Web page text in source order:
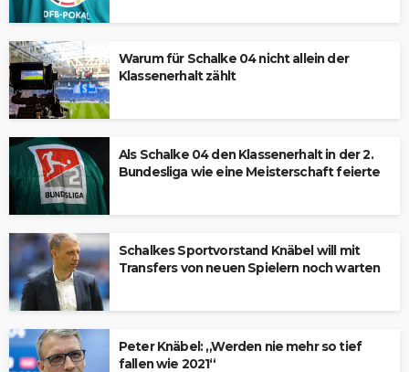
Warum für Schalke 04 nicht allein der
Klassenerhalt zählt
Als Schalke 04 den Klassenerhalt in der 2.
Bundesliga wie eine Meisterschaft feierte
Schalkes Sportvorstand Knäbel will mit
Transfers von neuen Spielern noch warten
Peter Knäbel: „Werden nie mehr so tief
fallen wie 2021“